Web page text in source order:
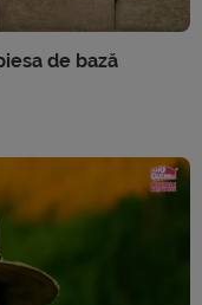
de bază